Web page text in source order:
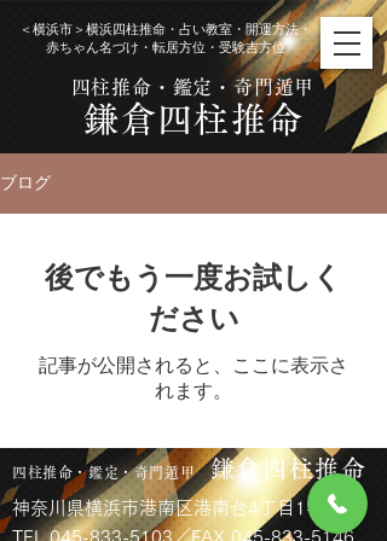
四柱推命・鑑定・奇門遁甲
​＜横浜市＞横浜四柱推命・占い教室・開運方法・
赤ちゃん名づけ・転居方位・受験吉方位
鎌倉四柱推命
ブログ
後でもう一度お試しく
ださい
記事が公開されると、ここに表示さ
れます。
四柱推命・鑑定・奇門遁甲 鎌倉四柱推命
神奈川県横浜市港南区港南台4丁目1-3-305
TEL 045-833-5103／FAX 045-833-5146